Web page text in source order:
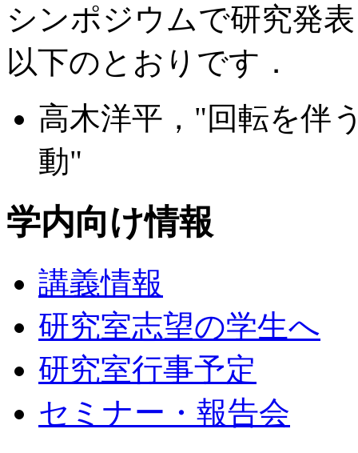
シンポジウムで研究発
以下のとおりです．
高木洋平，"回転を伴
動"
学内向け情報
講義情報
研究室志望の学生へ
研究室行事予定
セミナー・報告会